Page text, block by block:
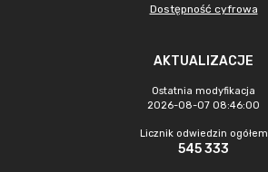
Dostępność cyfrowa
AKTUALIZACJE
Ostatnia modyfikacja
2026-08-07 08:46:00
Licznik odwiedzin ogółem
545 333